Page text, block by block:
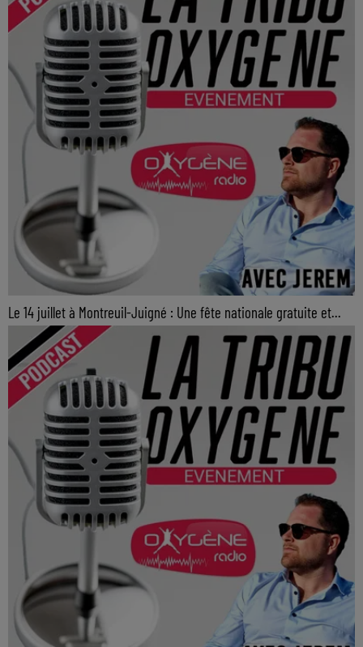
Le 14 juillet à Montreuil-Juigné : Une fête nationale gratuite et...